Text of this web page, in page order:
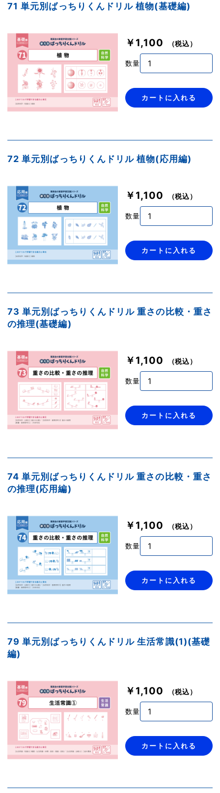
71 単元別ばっちりくんドリル 植物(基礎編)
￥1,100 （税込）
数量
カートに入れる
72 単元別ばっちりくんドリル 植物(応用編)
￥1,100 （税込）
数量
カートに入れる
73 単元別ばっちりくんドリル 重さの比較・重さ
の推理(基礎編)
￥1,100 （税込）
数量
カートに入れる
74 単元別ばっちりくんドリル 重さの比較・重さ
の推理(応用編)
￥1,100 （税込）
数量
カートに入れる
79 単元別ばっちりくんドリル 生活常識(1)(基礎
編)
￥1,100 （税込）
数量
カートに入れる